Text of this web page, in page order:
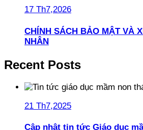
17 Th7,2026
CHÍNH SÁCH BẢO MẬT VÀ
NHÂN
Recent Posts
21 Th7,2025
Cập nhật tin tức Giáo dục